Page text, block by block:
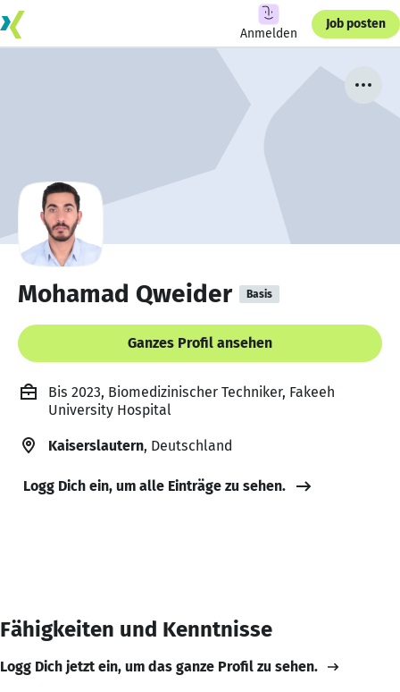
Anmelden
Job posten
Mohamad Qweider Basis
Ganzes Profil ansehen
Bis 2023, Biomedizinischer Techniker, Fakeeh
University Hospital
Kaiserslautern, Deutschland
Logg Dich ein, um alle Einträge zu sehen.
Fähigkeiten und Kenntnisse
Logg Dich jetzt ein, um das ganze Profil zu sehen.